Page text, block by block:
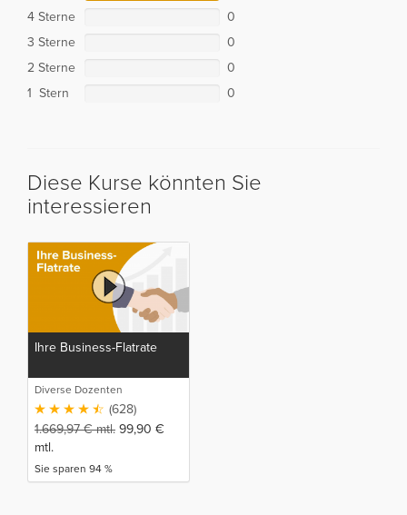
4 Sterne
0
3 Sterne
0
2 Sterne
0
1 Stern
0
Diese Kurse könnten Sie
interessieren
Ihre Business-Flatrate
Diverse Dozenten
(628)
1.669,97€mtl. 99,90 €
mtl.
Sie sparen 94 %